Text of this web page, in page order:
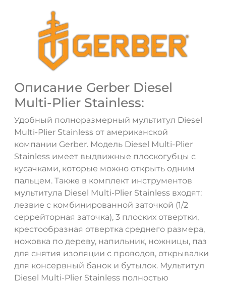
Описание Gerber Diesel
Multi-Plier Stainless:
Удобный полноразмерный мультитул Diesel
Multi-Plier Stainless от американской
компании Gerber. Модель Diesel Multi-Plier
Stainless имеет выдвижные плоскогубцы с
кусачками, которые можно открыть одним
пальцем. Также в комплект инструментов
мультитула Diesel Multi-Plier Stainless входят:
лезвие с комбинированной заточкой (1/2
серрейторная заточка), 3 плоских отвертки,
крестообразная отвертка среднего размера,
ножовка по дереву, напильник, ножницы, паз
для снятия изоляции с проводов, открывалки
для консервный банок и бутылок. Мультитул
Diesel Multi-Plier Stainless полностью
ДА НЕТ